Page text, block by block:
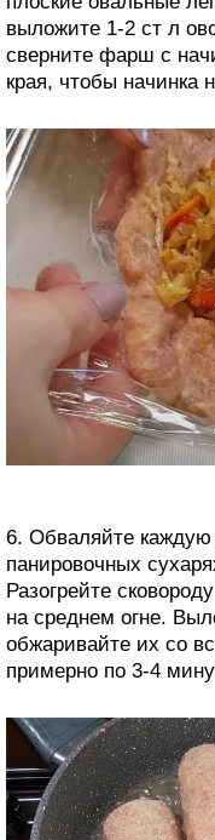
выложите 1-2 ст л
сверните фарш с
края, чтобы начинка
6. Обваляйте каждую
панировочных
Разогрейте
на среднем огне.
обжаривайте их со
примерно по 3-4